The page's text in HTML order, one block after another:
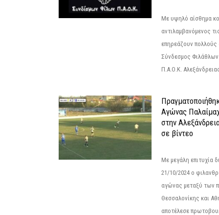
Με υψηλό αίσθημα
αντιλαμβανόμενος
επηρεάζουν πολλούς
Σύνδεσμος
Π.Α.Ο.Κ.
Αγώνας
στην
σε βίντεο
Με μεγάλη επιτυχία
21/10/2024 ο
αγώνας μεταξύ των
Θεσσαλονίκης και
αποτέλεσε